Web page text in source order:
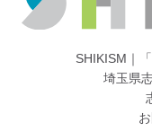
SHIKISM｜
埼玉県